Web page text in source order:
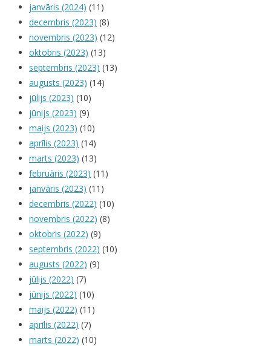
janvāris (2024) (11)
decembris (2023) (8)
novembris (2023) (12)
oktobris (2023) (13)
septembris (2023) (13)
augusts (2023) (14)
jūlijs (2023) (10)
jūnijs (2023) (9)
maijs (2023) (10)
aprīlis (2023) (14)
marts (2023) (13)
februāris (2023) (11)
janvāris (2023) (11)
decembris (2022) (10)
novembris (2022) (8)
oktobris (2022) (9)
septembris (2022) (10)
augusts (2022) (9)
jūlijs (2022) (7)
jūnijs (2022) (10)
maijs (2022) (11)
aprīlis (2022) (7)
marts (2022) (10)